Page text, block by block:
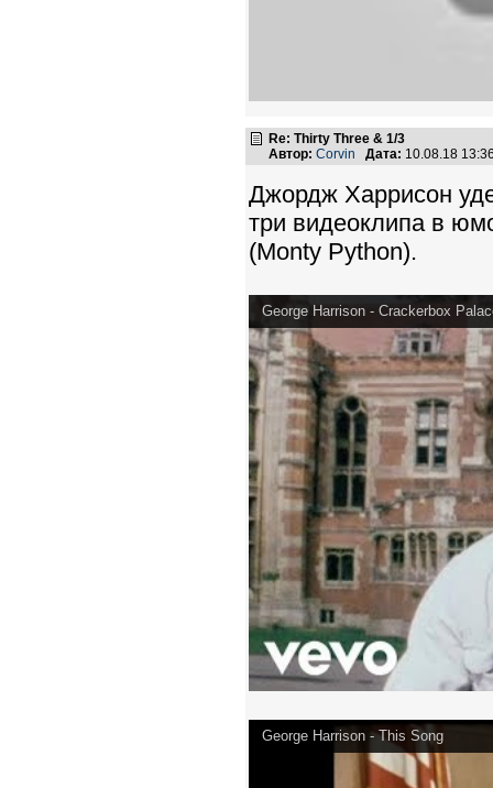
Re: Thirty Three & 1/3
Автор: Corvin Дата: 10.08.18
Джордж Харрисон
три видеоклипа в
(Monty Python).
George Harrison - Crackerbox
George Harrison - This Song